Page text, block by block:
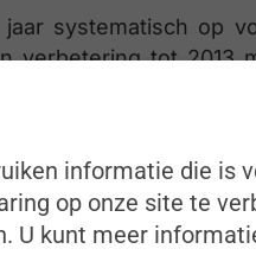
systematisch op
tot 2013
is tot 2010
op het
werknemers
informatie die is
op onze site te
U kunt meer